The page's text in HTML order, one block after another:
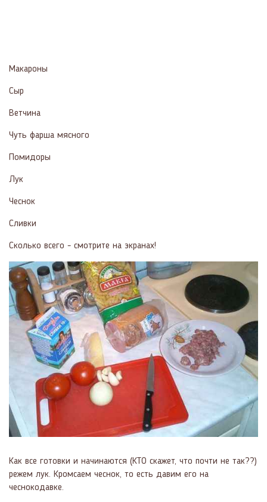
Макароны
Сыр
Ветчина
Чуть фарша мясного
Помидоры
Лук
Чеснок
Сливки
Сколько всего - смотрите на экранах!
Как все готовки и начинаются (КТО скажет, что почти не так??)
режем лук. Кромсаем чеснок, то есть давим его на
чеснокодавке.